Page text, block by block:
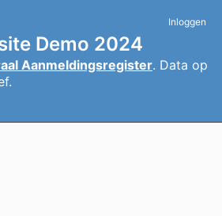
Inloggen
Demo 2024
Aanmeldingsregister. Data op